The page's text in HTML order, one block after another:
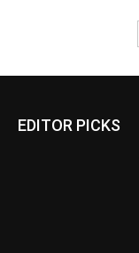
EDITOR PICKS